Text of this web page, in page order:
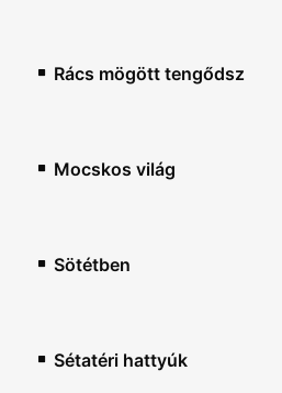
Rács mögött tengődsz
Mocskos világ
Sötétben
Sétatéri hattyúk